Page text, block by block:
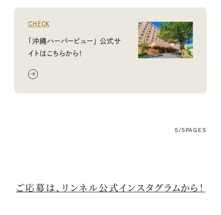
CHECK
「沖縄ハーバービュー」 公式サ
イトはこちらから！
5/5PAGES
ご応募は、リンネル公式インスタグラムから！